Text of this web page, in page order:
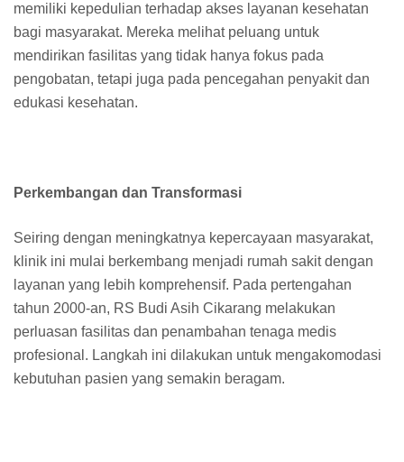
memiliki kepedulian terhadap akses layanan kesehatan
bagi masyarakat. Mereka melihat peluang untuk
mendirikan fasilitas yang tidak hanya fokus pada
pengobatan, tetapi juga pada pencegahan penyakit dan
edukasi kesehatan.
Perkembangan dan Transformasi
Seiring dengan meningkatnya kepercayaan masyarakat,
klinik ini mulai berkembang menjadi rumah sakit dengan
layanan yang lebih komprehensif. Pada pertengahan
tahun 2000-an, RS Budi Asih Cikarang melakukan
perluasan fasilitas dan penambahan tenaga medis
profesional. Langkah ini dilakukan untuk mengakomodasi
kebutuhan pasien yang semakin beragam.